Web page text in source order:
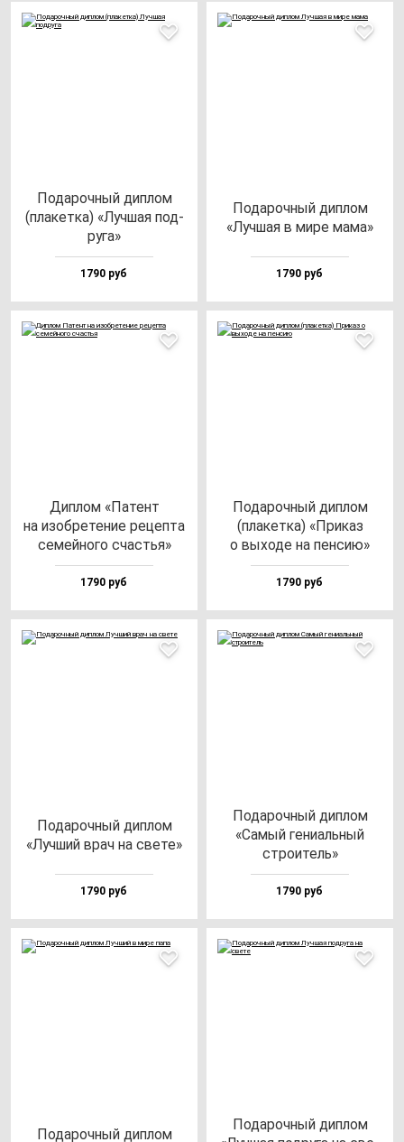
Пода­роч­ный дип­лом
(пла­кет­ка) «Луч­шая под­
ру­га»
1790 руб
Пода­роч­ный дип­лом
«Луч­шая в ми­ре ма­ма»
1790 руб
Дип­лом «Патент
на изоб­ре­те­ние ре­цеп­та
се­мей­но­го счастья»
1790 руб
Пода­роч­ный дип­лом
(пла­кет­ка) «При­каз
о вы­хо­де на пен­сию»
1790 руб
Пода­роч­ный дип­лом
«Луч­ший врач на све­те»
1790 руб
Пода­роч­ный дип­лом
«Самый ге­ни­аль­ный
стро­итель»
1790 руб
Пода­роч­ный дип­лом
Пода­роч­ный дип­лом